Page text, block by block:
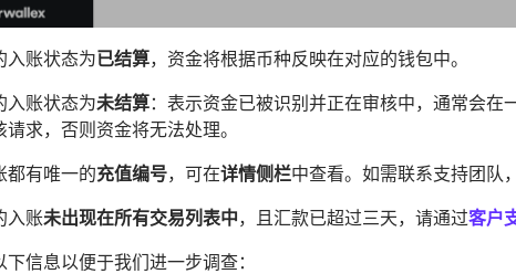
入账状态为已结算，资金将根据币种反映在对应的钱包中。
入账状态为未结算：表示资金已被识别并正在审核中，通常会在
请求，否则资金将无法处理。
都有唯一的充值编号，可在详情侧栏中查看。如需联系支持团队
入账未出现在所有交易列表中，且汇款已超过三天，请通过客户
下信息以便于我们进一步调查：